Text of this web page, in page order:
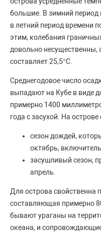
большие. В зимний период
в летний период времени
этим, колебания
довольно несущественны,
составляет 25,5°C.
Среднегодовое число
выпадают на Кубе в виде
примерно 1400
года с засухой. На
сезон дождей,
октябрь,
засушливый сезон,
апрель.
Для острова свойственна
составляющая примерно
бывают ураганы на
океана, и